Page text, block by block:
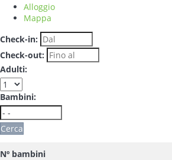
Alloggio
Mappa
Check-in:
Check-out:
Adulti:
Bambini:
Cerca
Nº bambini